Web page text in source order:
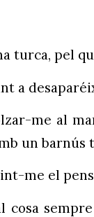
turca, pel
a
me al
un barnús
me el
cosa